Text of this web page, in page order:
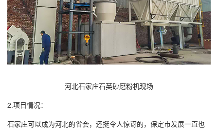
河北石家庄石英砂磨粉机现场
2.项目情况：
石家庄可以成为河北的省会，还挺令人惊讶的，保定市发展一直也